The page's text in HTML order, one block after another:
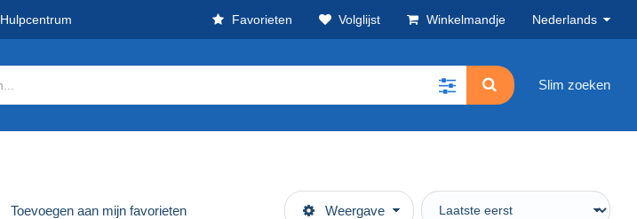
Hulpcentrum Favorieten Volglijst Winkelmandje Nederlands
Slim zoeken
Toevoegen aan mijn favorieten Weergave